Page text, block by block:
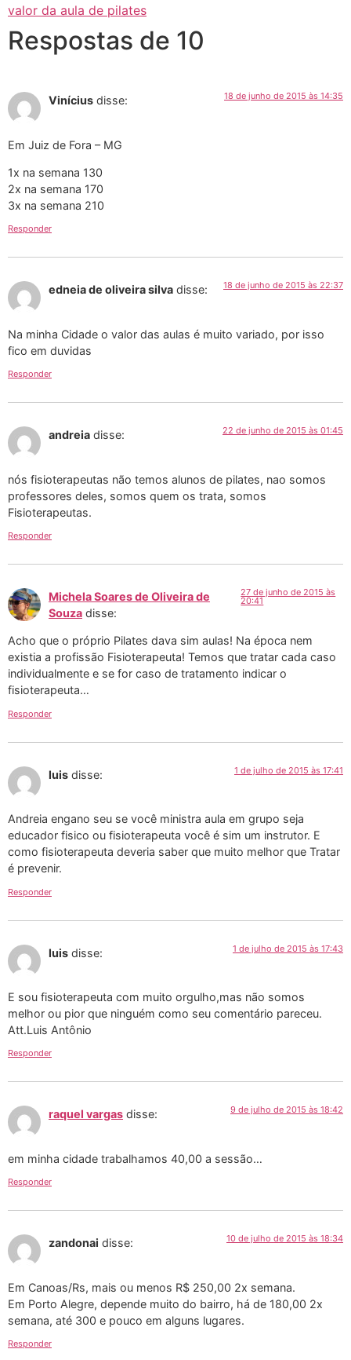
valor da aula de pilates
Respostas de 10
Vinícius disse: 18 de junho de 2015 às 14:35
Em Juiz de Fora – MG
1x na semana 130
2x na semana 170
3x na semana 210
Responder
edneia de oliveira silva disse: 18 de junho de 2015 às 22:37
Na minha Cidade o valor das aulas é muito variado, por isso
fico em duvidas
Responder
andreia disse: 22 de junho de 2015 às 01:45
nós fisioterapeutas não temos alunos de pilates, nao somos
professores deles, somos quem os trata, somos
Fisioterapeutas.
Responder
Michela Soares de Oliveira de
Souza disse:
27 de junho de 2015 às
20:41
Acho que o próprio Pilates dava sim aulas! Na época nem
existia a profissão Fisioterapeuta! Temos que tratar cada caso
individualmente e se for caso de tratamento indicar o
fisioterapeuta…
Responder
luis disse: 1 de julho de 2015 às 17:41
Andreia engano seu se você ministra aula em grupo seja
educador fisico ou fisioterapeuta você é sim um instrutor. E
como fisioterapeuta deveria saber que muito melhor que Tratar
é prevenir.
Responder
luis disse: 1 de julho de 2015 às 17:43
E sou fisioterapeuta com muito orgulho,mas não somos
melhor ou pior que ninguém como seu comentário pareceu.
Att.Luis Antônio
Responder
raquel vargas disse: 9 de julho de 2015 às 18:42
em minha cidade trabalhamos 40,00 a sessão…
Responder
zandonai disse: 10 de julho de 2015 às 18:34
Em Canoas/Rs, mais ou menos R$ 250,00 2x semana.
Em Porto Alegre, depende muito do bairro, há de 180,00 2x
semana, até 300 e pouco em alguns lugares.
Responder